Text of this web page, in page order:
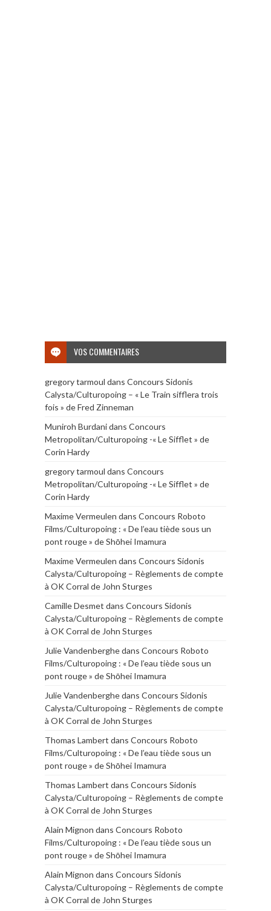
VOS COMMENTAIRES
gregory tarmoul dans Concours Sidonis
Calysta/Culturopoing – « Le Train sifflera trois
fois » de Fred Zinneman
Muniroh Burdanidans Concours
Metropolitan/Culturopoing -« Le Sifflet » de
Corin Hardy
gregory tarmoul dans Concours
Metropolitan/Culturopoing -« Le Sifflet » de
Corin Hardy
Maxime Vermeulen dans Concours Roboto
Films/Culturopoing : « De l’eau tiède sous un
pont rouge » de Shōhei Imamura
Maxime Vermeulen dans Concours Sidonis
Calysta/Culturopoing – Règlements de compte
à OK Corral de John Sturges
Camille Desmet dans Concours Sidonis
Calysta/Culturopoing – Règlements de compte
à OK Corral de John Sturges
Julie Vandenberghedans Concours Roboto
Films/Culturopoing : « De l’eau tiède sous un
pont rouge » de Shōhei Imamura
Julie Vandenberghedans Concours Sidonis
Calysta/Culturopoing – Règlements de compte
à OK Corral de John Sturges
Thomas Lambert dans Concours Roboto
Films/Culturopoing : « De l’eau tiède sous un
pont rouge » de Shōhei Imamura
Thomas Lambert dans Concours Sidonis
Calysta/Culturopoing – Règlements de compte
à OK Corral de John Sturges
Alain Mignon dans Concours Roboto
Films/Culturopoing : « De l’eau tiède sous un
pont rouge » de Shōhei Imamura
Alain Mignon dans Concours Sidonis
Calysta/Culturopoing – Règlements de compte
à OK Corral de John Sturges